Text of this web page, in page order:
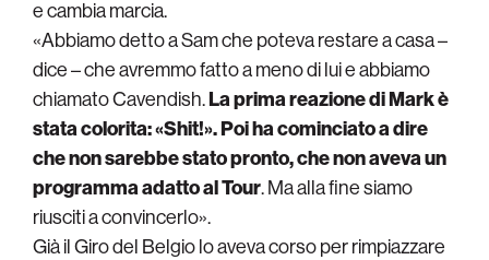
e cambia marcia.
«Abbiamo detto a Sam che poteva restare a casa –
dice – che avremmo fatto a meno di lui e abbiamo
chiamato Cavendish.La prima reazione di Mark è
stata colorita: «Shit!». Poi ha cominciato a dire
che non sarebbe stato pronto, che non aveva un
programma adatto al Tour. Ma alla fine siamo
riusciti a convincerlo».
Già il Giro del Belgio lo aveva corso per rimpiazzare